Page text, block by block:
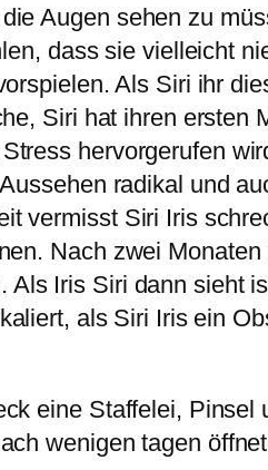
Augen sehen zu
dass sie vielleicht
Als Siri ihr
Siri hat ihren ersten
hervorgerufen
radikal und
vermisst Siri Iris
Nach zwei
Iris Siri dann sieht
als Siri Iris ein
eine Staffelei,
wenigen tagen